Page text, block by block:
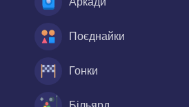
Поєднайки
Гонки